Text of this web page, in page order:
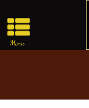
content
Menu